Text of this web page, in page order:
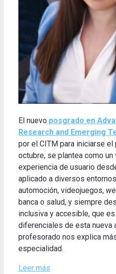
El nuevo posgrado en
Research and Emerging
por el CITM para iniciarse
octubre, se plantea como
experiencia de usuario
aplicado a diversos
automoción, videojuegos,
banca o salud, y siempre
inclusiva y accesible, que
diferenciales de esta nueva
profesorado nos explica
especialidad.
Leer más